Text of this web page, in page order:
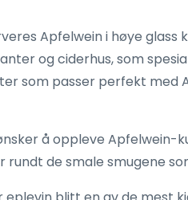
Apfelwein i høye
og ciderhus, som
som passer perfekt med
å oppleve Apfelwein-
rundt de smale smugene